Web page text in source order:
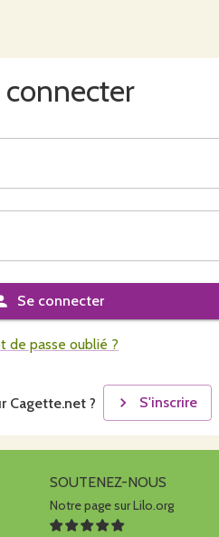
connecter
Se connecter
de passe oublié ?
Cagette.net ? S'inscrire
SOUTENEZ-NOUS
Notre page sur Lilo.org